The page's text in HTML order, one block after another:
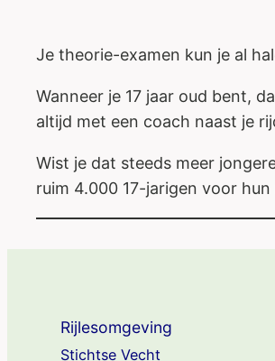
Je theorie-examen kun je al
Wanneer je 17 jaar oud bent,
altijd met een coach naast je
Wist je dat steeds meer
ruim 4.000 17-jarigen voor hun
Rijlesomgeving
Stichtse Vecht